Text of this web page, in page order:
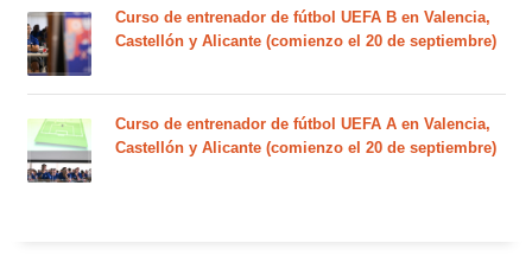
Curso de entrenador de fútbol UEFA B en Valencia,
Castellón y Alicante (comienzo el 20 de septiembre)
Curso de entrenador de fútbol UEFA A en Valencia,
Castellón y Alicante (comienzo el 20 de septiembre)